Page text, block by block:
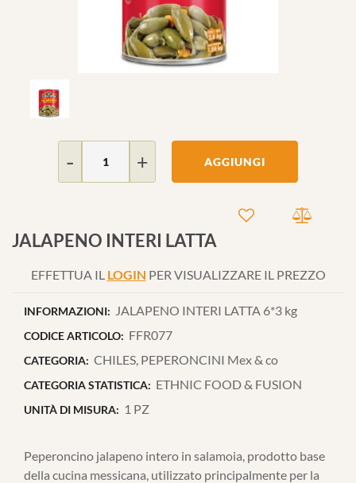
AGGIUNGI
JALAPENO INTERI LATTA
EFFETTUA IL LOGIN PER VISUALIZZARE IL PREZZO
INFORMAZIONI: JALAPENO INTERI LATTA 6*3 kg
CODICE ARTICOLO: FFR077
CATEGORIA: CHILES, PEPERONCINI Mex & co
CATEGORIA STATISTICA: ETHNIC FOOD & FUSION
UNITÀ DI MISURA: 1 PZ
Peperoncino jalapeno intero in salamoia, prodotto base
della cucina messicana, utilizzato principalmente per la